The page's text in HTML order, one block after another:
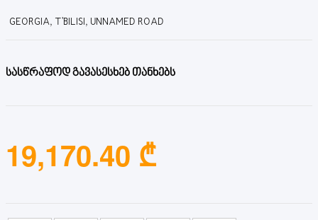
GEORGIA, T'BILISI, UNNAMED ROAD
სასწრაფოდ გავასესხებ თანხებს
19,170.40 ₾